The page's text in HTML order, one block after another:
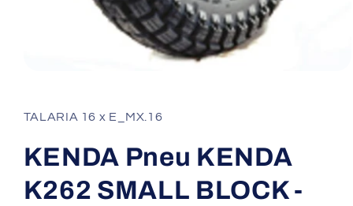
1
dans
fenêtre
modale
TALARIA 16 x E_MX.16
KENDA Pneu KENDA
K262 SMALL BLOCK -